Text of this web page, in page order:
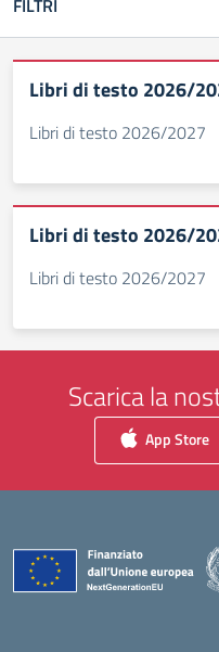
FILTRI
Libri di testo 2026/
Libri di testo 2026/2027
Libri di testo 2026/
Libri di testo 2026/2027
Scarica la
App Store